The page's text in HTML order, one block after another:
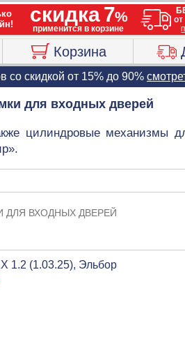
Корзина
со скидкой от 15% до 90%
для входных дверей
цилиндровые механизмы
ДЛЯ ВХОДНЫХ ДВЕРЕЙ
1.2 (1.03.25), Эльбор